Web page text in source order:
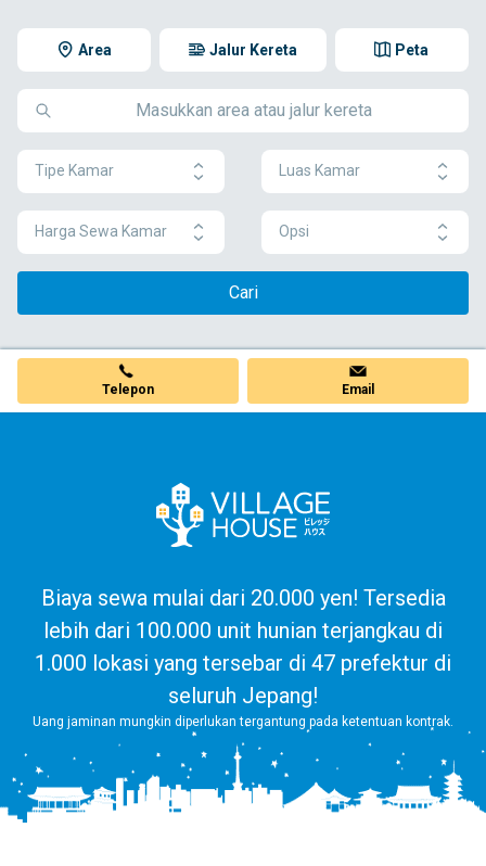
Area Peta
Jalur Kereta
Tipe Kamar Luas Kamar
Harga Sewa Kamar Opsi
Cari
Telepon Email
Biaya sewa mulai dari 20.000 yen! Tersedia
lebih dari 100.000 unit hunian terjangkau di
1.000 lokasi yang tersebar di 47 prefektur di
seluruh Jepang!
Uang jaminan mungkin diperlukan tergantung pada ketentuan kontrak.